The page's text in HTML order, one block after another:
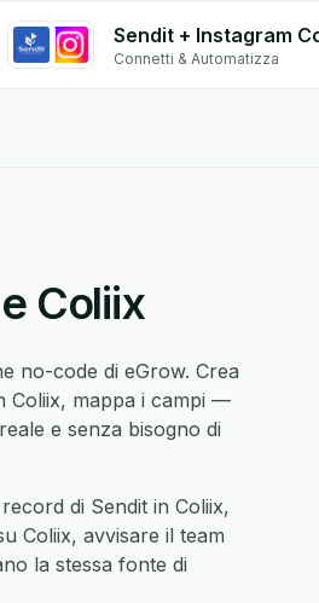
Sendit + Instagram
Connetti & Automatizza
Coliix
no-code di eGrow. Crea
Coliix, mappa i campi —
e senza bisogno di
di Sendit in Coliix,
Coliix, avvisare il team
la stessa fonte di